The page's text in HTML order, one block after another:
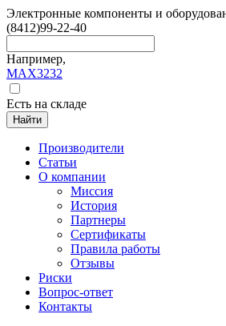
Электронные компоненты и
(8412)99-22-40
Например,
MAX3232
Есть на складе
Найти
Производители
Статьи
О компании
Миссия
История
Партнеры
Сертификаты
Правила работы
Отзывы
Риски
Вопрос-ответ
Контакты